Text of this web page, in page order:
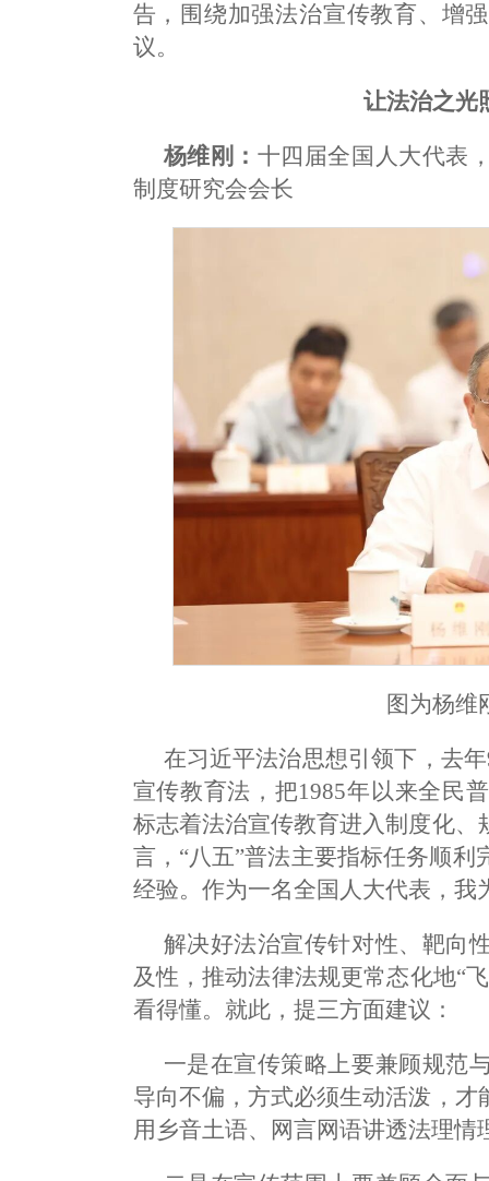
告，围绕加强法治宣传教育、增
议。
让法治之光
杨维刚： 十四届全国人大代表
制度研究会会长
图为杨维
在习近平法治思想引领下，去
宣传教育法，把1985年以来全民
标志着法治宣传教育进入制度化
言，“八五”普法主要指标任务顺
经验。作为一名全国人大代表，我
解决好法治宣传针对性、靶向
及性，推动法律法规更常态化地“
看得懂。就此，提三方面建议：
一是在宣传策略上要兼顾规范
导向不偏，方式必须生动活泼，
用乡音土语、网言网语讲透法理